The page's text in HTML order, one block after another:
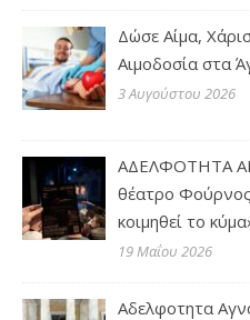
Δώσε Αίμα,
Αιμοδοσία στα
3 Αυγούστου 2026
ΑΔΕΛΦΟΤΗΤΑ
θέατρο
κοιμηθεί το
19 Μαΐου 2026
Αδελφοτητα